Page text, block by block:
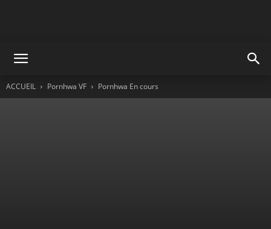
ACCUEIL Pornhwa VF Pornhwa En cours